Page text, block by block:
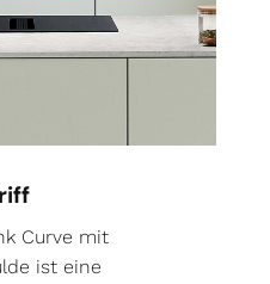
Curve mit
ist eine